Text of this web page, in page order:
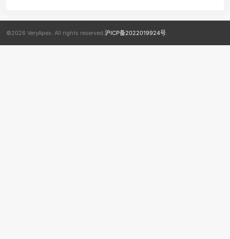
©2026 VeryApex. All rights reserved. 沪ICP备2022019924号